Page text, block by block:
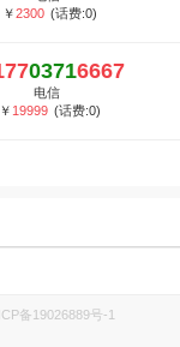
￥2300 (话费:0)
03716667
电信
￥ 19999 (话费:0)
备19026889号-1